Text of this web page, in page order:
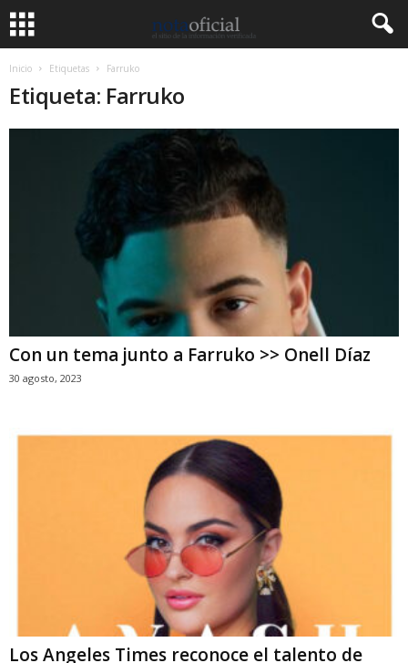
Inicio Etiquetas Farruko
Etiqueta: Farruko
Con un tema junto a Farruko >> Onell Díaz
30 agosto, 2023
Los Angeles Times reconoce el talento de